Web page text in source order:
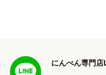
にんべん専門店